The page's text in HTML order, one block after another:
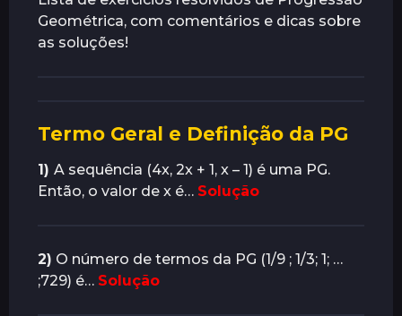
a
n
t
r
á
s
u
s
t
r
á
Geométrica, com comentários e dicas sobre
as soluções!
Termo Geral e Definição da PG
1) A sequência (4x, 2x + 1, x – 1) é uma PG.
Então, o valor de x é… Solução
2) O número de termos da PG (1/9 ; 1/3; 1; …
;729) é… Solução